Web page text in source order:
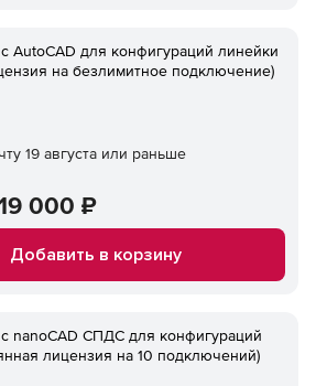
AutoCAD для конфигураций линейки
на безлимитное подключение)
19 августа или раньше
000 ₽
Добавить в корзину
nanoCAD СПДС для конфигураций
лицензия на 10 подключений)